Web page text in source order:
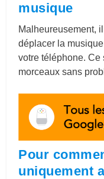
musique
Malheureusement,
déplacer la
votre téléphone. Ce
morceaux sans
Pour
uniquement